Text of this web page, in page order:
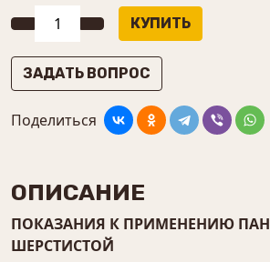
ЗАДАТЬ ВОПРОС
Поделиться
ОПИСАНИЕ
ПОКАЗАНИЯ К ПРИМЕНЕНИЮ
ШЕРСТИСТОЙ